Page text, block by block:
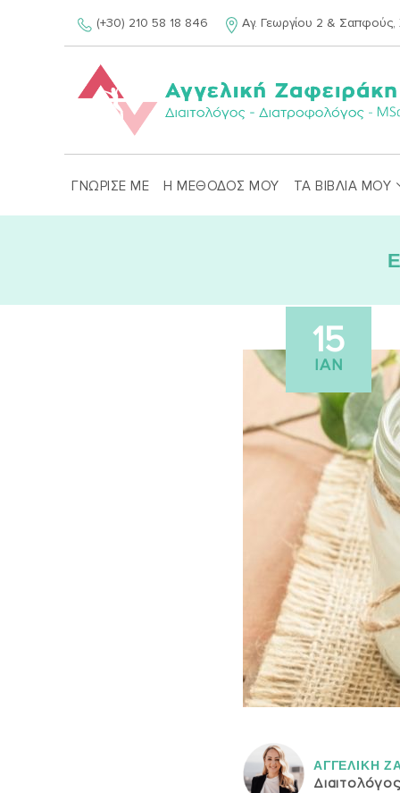
(+30) 210 58 18 846 Αγ. Γεωργίου 2 & Σαπφούς,
ΓΝΩΡΙΣΕ ΜΕ Η ΜΕΘΟΔΟΣ ΜΟΥ ΤΑ ΒΙΒΛΙΑ ΜΟΥ
15
ΙΑΝ
ΑΓΓΕΛΙΚH